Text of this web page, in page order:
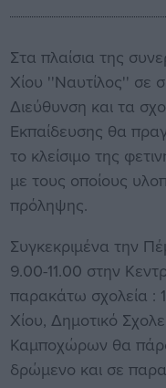
Στα πλαίσια της
Χίου ''Nαυτίλος'' σε
Διεύθυνση και τα
Εκπαίδευσης θα
το κλείσιμο της
με τους οποίους
πρόληψης.
Συγκεκριμένα την
9.00-11.00 στην
παρακάτω σχολεία :
Χίου, Δημοτικό
Καμποχώρων θα
δρώμενο και σε